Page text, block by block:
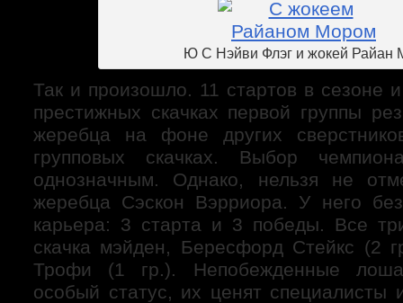
Ю С Нэйви Флэг и жокей Райан
Так и произошло. 11 стартов в сезоне
престижных скачках первой группы
жеребца на фоне других
групповых скачках. Выбор
однозначным. Однако, нельзя не
жеребца Сэскон Вэрриора. У него
карьера: 3 старта и 3 победы. Все
скачка мэйден, Бересфорд Стейкс (2
Трофи (1 гр.). Непобежденные
особый статус, их ценят специалисты